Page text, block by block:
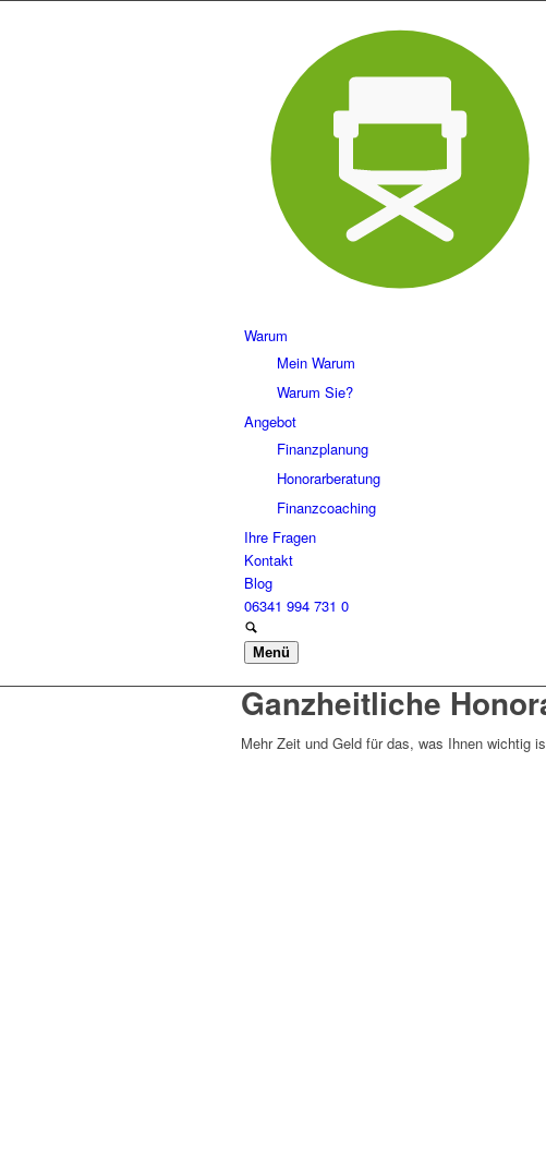
Warum
Mein Warum
Warum Sie?
Angebot
Finanzplanung
Honorarberatung
Finanzcoaching
Ihre Fragen
Kontakt
Blog
06341 994 731 0
Menü
Ganzheitliche
Mehr Zeit und Geld für das, was Ihnen wichtig